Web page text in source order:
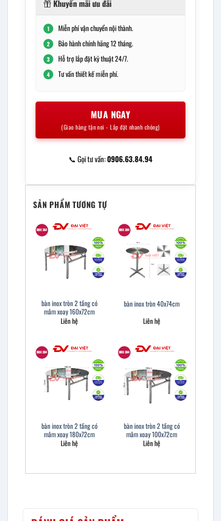
Khuyến mãi ưu đãi
1 Miễn phí vận chuyển nội thành.
2 Bảo hành chính hãng 12 tháng.
3 Hỗ trợ lắp đặt kỹ thuật 24/7.
4 Tư vấn thiết kế miễn phí.
MUA NGAY
(Giao hàng tận nơi - Lắp đặt nhanh chóng)
📞 Gọi tư vấn:0906.63.84.94
SẢN PHẨM TƯƠNG TỰ
bàn inox tròn 2 tầng có
mâm xoay 160x72cm
Liên hệ
bàn inox tròn 40x74cm
Liên hệ
bàn inox tròn 2 tầng có
mâm xoay 180x72cm
Liên hệ
bàn inox tròn 2 tầng có
mâm xoay 100x72cm
Liên hệ